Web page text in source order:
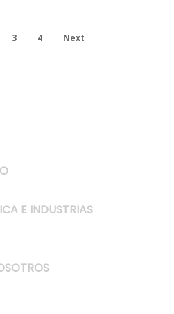
3 4 Next
E INDUSTRIAS